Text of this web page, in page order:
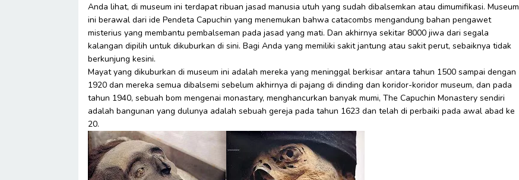
Anda lihat, di museum ini terdapat ribuan jasad manusia utuh yang sudah dibalsemkan atau dimumifikasi. Museum
ini berawal dari ide Pendeta Capuchin yang menemukan bahwa catacombs mengandung bahan pengawet
misterius yang membantu pembalseman pada jasad yang mati. Dan akhirnya sekitar 8000 jiwa dari segala
kalangan dipilih untuk dikuburkan di sini. Bagi Anda yang memiliki sakit jantung atau sakit perut, sebaiknya tidak
berkunjung kesini.
Mayat yang dikuburkan di museum ini adalah mereka yang meninggal berkisar antara tahun 1500 sampai dengan
1920 dan mereka semua dibalsemi sebelum akhirnya di pajang di dinding dan koridor-koridor museum, dan pada
tahun 1940, sebuah bom mengenai monastary, menghancurkan banyak mumi, The Capuchin Monastery sendiri
adalah bangunan yang dulunya adalah sebuah gereja pada tahun 1623 dan telah di perbaiki pada awal abad ke
20.